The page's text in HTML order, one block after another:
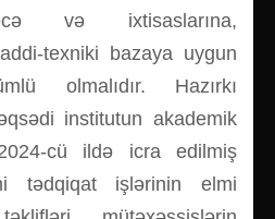
və ixtisaslarına,
texniki bazaya uygun
olmalıdır. Hazırkı
institutun akademik
cü ildə icra edilmiş
tədqiqat işlərinin elmi